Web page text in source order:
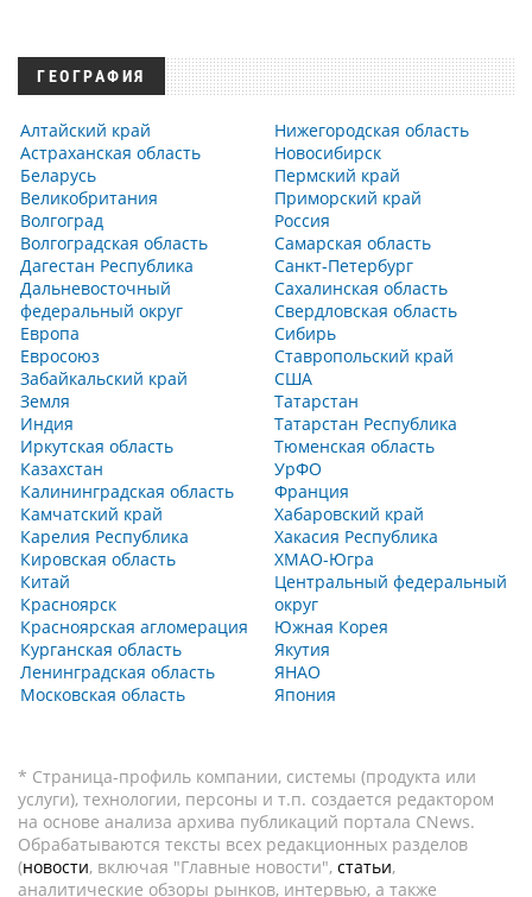
ГЕОГРАФИЯ
Алтайский край
Астраханская область
Беларусь
Великобритания
Волгоград
Волгоградская область
Дагестан Республика
Дальневосточный
федеральный округ
Европа
Евросоюз
Забайкальский край
Земля
Индия
Иркутская область
Казахстан
Калининградская область
Камчатский край
Карелия Республика
Кировская область
Китай
Красноярск
Красноярская агломерация
Курганская область
Ленинградская область
Московская область
Нижегородская область
Новосибирск
Пермский край
Приморский край
Россия
Самарская область
Санкт-Петербург
Сахалинская область
Свердловская область
Сибирь
Ставропольский край
США
Татарстан
Татарстан Республика
Тюменская область
УрФО
Франция
Хабаровский край
Хакасия Республика
ХМАО-Югра
Центральный федеральный
округ
Южная Корея
Якутия
ЯНАО
Япония
* Страница-профиль компании, системы (продукта или
услуги), технологии, персоны и т.п. создается редактором
на основе анализа архива публикаций портала CNews.
Обрабатываются тексты всех редакционных разделов
(новости, включая "Главные новости", статьи,
аналитические обзоры рынков, интервью, а также